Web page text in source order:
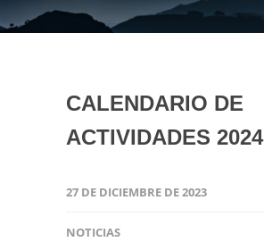
CALENDARIO DE
ACTIVIDADES 2024
27 DE DICIEMBRE DE 2023
NOTICIAS